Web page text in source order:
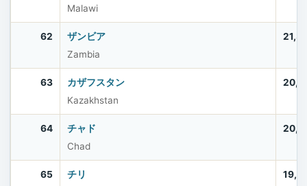
Malawi
62
ザンビア
Zambia
63
カザフスタン
Kazakhstan
64
チャド
Chad
65
チリ